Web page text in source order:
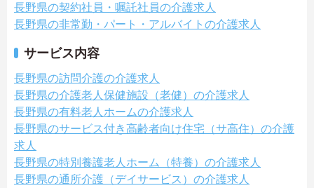
長野県の契約社員・嘱託社員の介護求人
長野県の非常勤・パート・アルバイトの介護求人
サービス内容
長野県の訪問介護の介護求人
長野県の介護老人保健施設（老健）の介護求人
長野県の有料老人ホームの介護求人
長野県のサービス付き高齢者向け住宅（サ高住）の介護
求人
長野県の特別養護老人ホーム（特養）の介護求人
長野県の通所介護（デイサービス）の介護求人